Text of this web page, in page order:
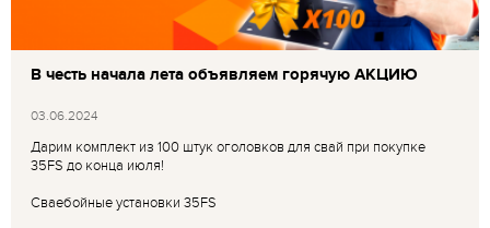
В честь начала лета объявляем горячую АКЦИЮ
03.06.2024
Дарим комплект из 100 штук оголовков для свай при покупке
35FS до конца июля!
Сваебойные установки 35FS